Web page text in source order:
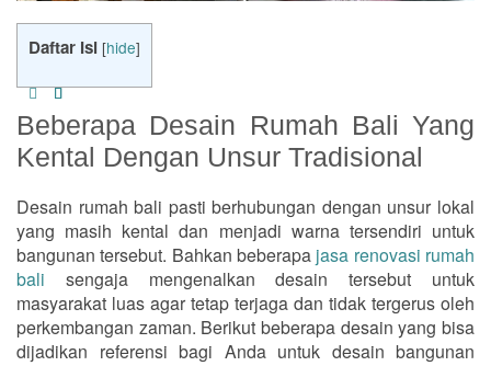
Daftar Isi [hide]
Beberapa Desain Rumah Bali Yang
Kental Dengan Unsur Tradisional
Desain rumah bali pasti berhubungan dengan unsur lokal
yang masih kental dan menjadi warna tersendiri untuk
bangunan tersebut. Bahkan beberapa jasa renovasi rumah
bali sengaja mengenalkan desain tersebut untuk
masyarakat luas agar tetap terjaga dan tidak tergerus oleh
perkembangan zaman. Berikut beberapa desain yang bisa
dijadikan referensi bagi Anda untuk desain bangunan